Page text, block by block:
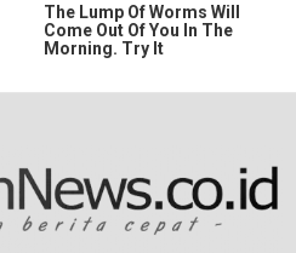
The Lump Of Worms Will
Come Out Of You In The
Morning. Try It